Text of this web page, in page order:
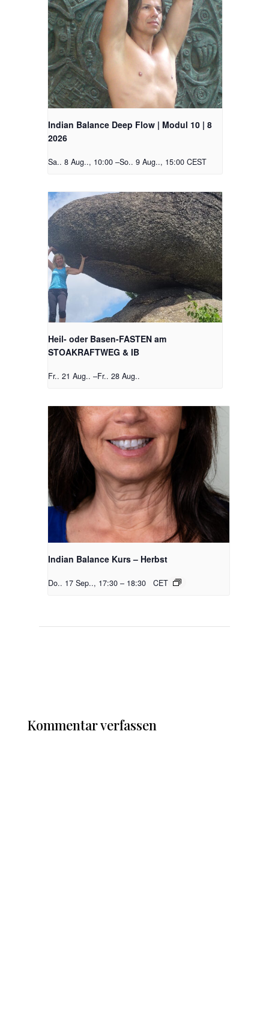
Indian Balance Deep Flow | Modul 10 | 8
2026
Sa.. 8 Aug.., 10:00 –So.. 9 Aug.., 15:00 CEST
Heil- oder Basen-FASTEN am
STOAKRAFTWEG & IB
Fr.. 21 Aug.. –Fr.. 28 Aug..
Indian Balance Kurs – Herbst
Do.. 17 Sep.., 17:30 – 18:30 CET
Kommentar verfassen